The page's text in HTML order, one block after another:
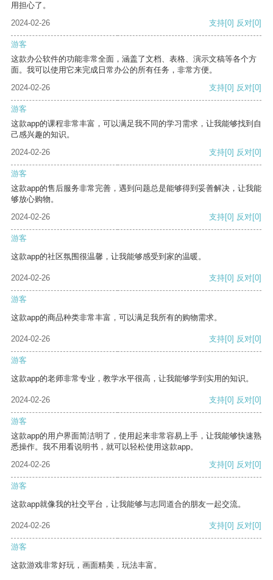
用担心了。
2024-02-26
支持[0] 反对[0]
游客
这款办公软件的功能非常全面，涵盖了文档、表格、演示文稿等各个方
面。我可以使用它来完成日常办公的所有任务，非常方便。
2024-02-26
支持[0] 反对[0]
游客
这款app的课程非常丰富，可以满足我不同的学习需求，让我能够找到自
己感兴趣的知识。
2024-02-26
支持[0] 反对[0]
游客
这款app的售后服务非常完善，遇到问题总是能够得到妥善解决，让我能
够放心购物。
2024-02-26
支持[0] 反对[0]
游客
这款app的社区氛围很温馨，让我能够感受到家的温暖。
2024-02-26 支持[0] 反对[0]
游客
这款app的商品种类非常丰富，可以满足我所有的购物需求。
2024-02-26 支持[0] 反对[0]
游客
这款app的老师非常专业，教学水平很高，让我能够学到实用的知识。
2024-02-26 支持[0] 反对[0]
游客
这款app的用户界面简洁明了，使用起来非常容易上手，让我能够快速熟
悉操作。我不用看说明书，就可以轻松使用这款app。
2024-02-26
支持[0] 反对[0]
游客
这款app就像我的社交平台，让我能够与志同道合的朋友一起交流。
2024-02-26 支持[0] 反对[0]
游客
这款游戏非常好玩，画面精美，玩法丰富。